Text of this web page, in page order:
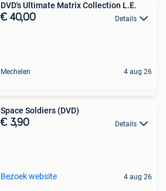
DVD's Ultimate Matrix Collection L.E.
€ 40,00 Details
Mechelen 4 aug 26
Space Soldiers (DVD)
€ 3,90 Details
Bezoek website 4 aug 26